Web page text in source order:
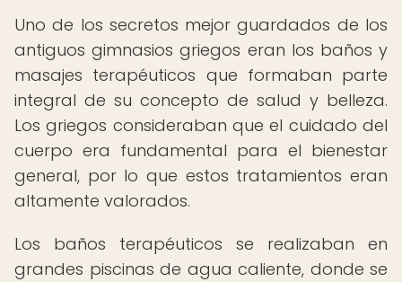
Uno de los secretos mejor guardados de los
antiguos gimnasios griegos eran los baños y
masajes terapéuticos que formaban parte
integral de su concepto de salud y belleza.
Los griegos consideraban que el cuidado del
cuerpo era fundamental para el bienestar
general, por lo que estos tratamientos eran
altamente valorados.
Los baños terapéuticos se realizaban en
grandes piscinas de agua caliente, donde se